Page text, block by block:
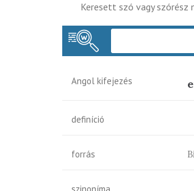
Keresett szó vagy szórész
Angol kifejezés
definíció
forrás